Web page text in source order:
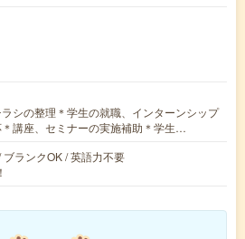
シの整理＊学生の就職、インターンシップ
講座、セミナーの実施補助＊学生…
ランクOK / 英語力不要